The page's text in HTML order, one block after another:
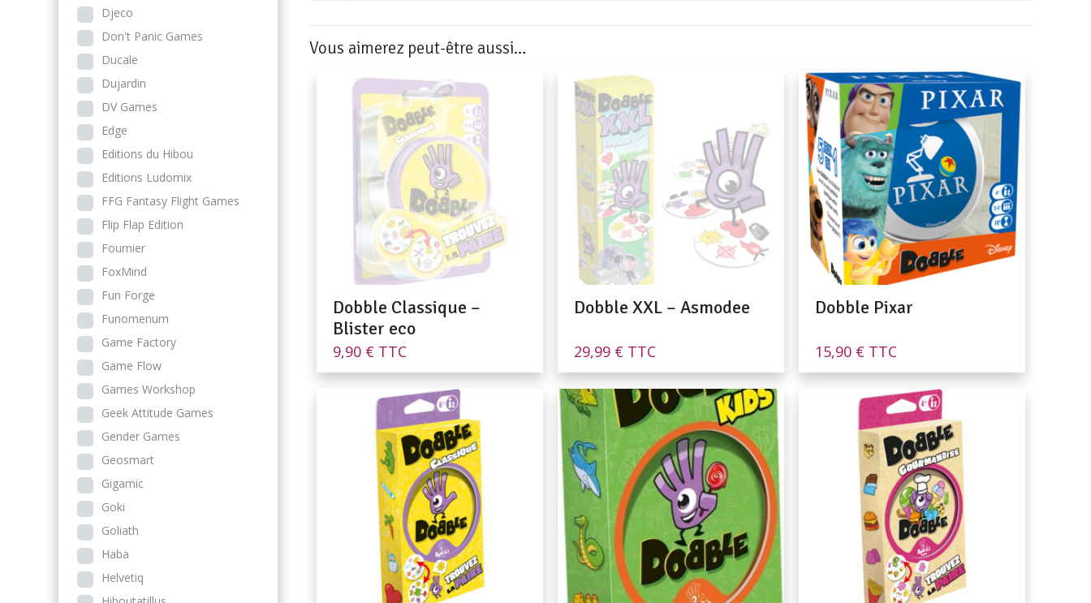
Vous aimerez peut-être aussi…
Dobble Classique –
Blister eco
9,90 € TTC
Dobble XXL – Asmodee
29,99 € TTC
Dobble Pixar
15,90 € TTC
Djeco
Don't Panic Games
Ducale
Dujardin
DV Games
Edge
Editions du Hibou
Editions Ludomix
FFG Fantasy Flight Games
Flip Flap Edition
Fournier
FoxMind
Fun Forge
Funomenum
Game Factory
Game Flow
Games Workshop
Geek Attitude Games
Gender Games
Geosmart
Gigamic
Goki
Goliath
Haba
Helvetiq